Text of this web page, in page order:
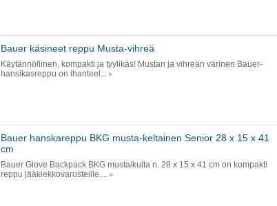
Bauer käsineet reppu Musta-vihreä
Käytännöllinen, kompakti ja tyylikäs! Mustan ja vihreän värinen Bauer-
hansikasreppu on ihanteel...
Bauer hanskareppu BKG musta-keltainen Senior 28 x 15 x 41
cm
Bauer Glove Backpack BKG musta/kulta n. 28 x 15 x 41 cm on kompakti
reppu jääkiekkovarusteille....